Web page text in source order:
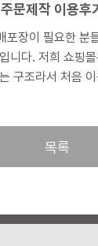
문제작 이용후기
포장이 필요한 분
적확인부터 주
구조라서 처음
목록